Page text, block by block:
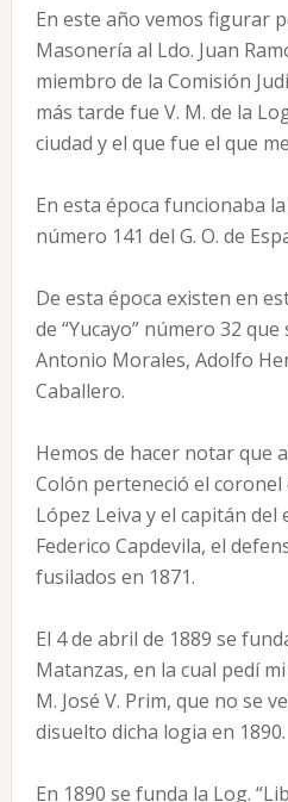
En este año vemos figurar
Masonería al Ldo. Juan
miembro de la Comisión
más tarde fue V. M. de la
ciudad y el que fue el que
En esta época funcionaba la
número 141 del G. O. de
De esta época existen en
de “Yucayo” número 32
Antonio Morales, Adolfo
Caballero.
Hemos de hacer notar que
Colón perteneció el coronel
López Leiva y el capitán del
Federico Capdevila, el
fusilados en 1871.
El 4 de abril de 1889 se
Matanzas, en la cual pedí
M. José V. Prim, que no se
disuelto dicha logia en 1890.
En 1890 se funda la Log.